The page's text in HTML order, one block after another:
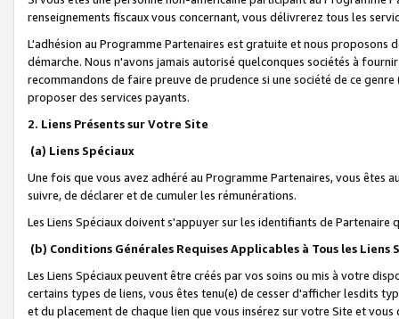
renseignements fiscaux vous concernant, vous délivrerez tous les
L'adhésion au Programme Partenaires est gratuite et nous proposons
démarche. Nous n'avons jamais autorisé quelconques sociétés à
recommandons de faire preuve de prudence si une société de ce
proposer des services payants.
2. Liens Présents sur Votre Site
(a) Liens Spéciaux
Une fois que vous avez adhéré au Programme Partenaires, vous êtes
suivre, de déclarer et de cumuler les rémunérations.
Les Liens Spéciaux doivent s'appuyer sur les identifiants de Partenaire
(b) Conditions Générales Requises Applicables à Tous les Liens
Les Liens Spéciaux peuvent être créés par vos soins ou mis à votre
certains types de liens, vous êtes tenu(e) de cesser d'afficher lesdits
et du placement de chaque lien que vous insérez sur votre Site et